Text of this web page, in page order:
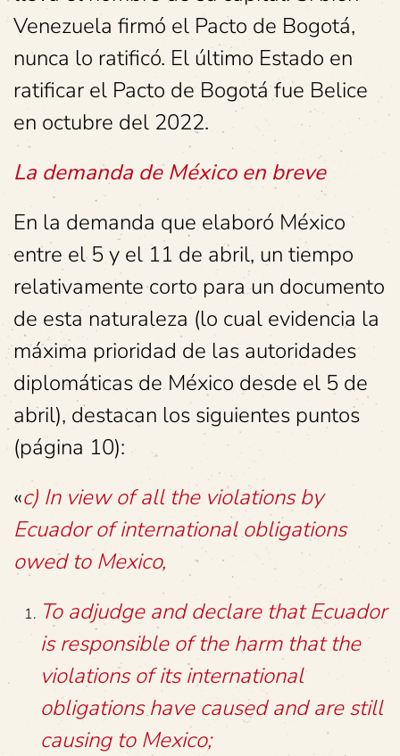
Venezuela firmó el Pacto de Bogotá,
nunca lo ratificó. El último Estado en
ratificar el Pacto de Bogotá fue Belice
en octubre del 2022.
La demanda de México en breve
En la demanda que elaboró México
entre el 5 y el 11 de abril, un tiempo
relativamente corto para un documento
de esta naturaleza (lo cual evidencia la
máxima prioridad de las autoridades
diplomáticas de México desde el 5 de
abril), destacan los siguientes puntos
(página 10):
«c) In view of all the violations by
Ecuador of international obligations
owed to Mexico,
To adjudge and declare that Ecuador
is responsible of the harm that the
violations of its international
obligations have caused and are still
causing to Mexico;